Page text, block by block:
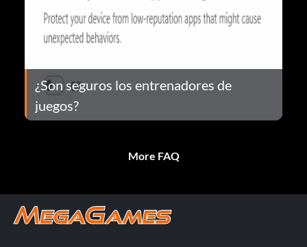
¿Son seguros los entrenadores de
juegos?
More FAQ